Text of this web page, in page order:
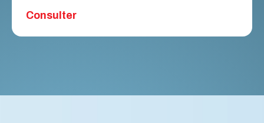
Consulter